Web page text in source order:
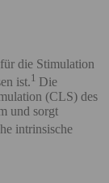
die Stimulation
ist.1 Die
(CLS) des
und sorgt
intrinsische